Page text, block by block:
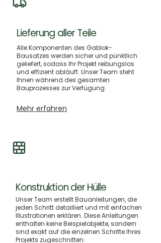
Lieferung aller Teile
Alle Komponenten des Gablok-
Bausatzes werden sicher und pünktlich
geliefert, sodass Ihr Projekt reibungslos
und effizient abläuft. Unser Team steht
Ihnen während des gesamten
Bauprozesses zur Verfügung.
Mehr erfahren
Konstruktion der Hülle
Unser Team erstellt Bauanleitungen, die
jeden Schritt detailliert und mit einfachen
Illustrationen erklären. Diese Anleitungen
enthalten keine Beispielobjekte, sondern
sind exakt auf die einzelnen Schritte Ihres
Projekts zugeschnitten.